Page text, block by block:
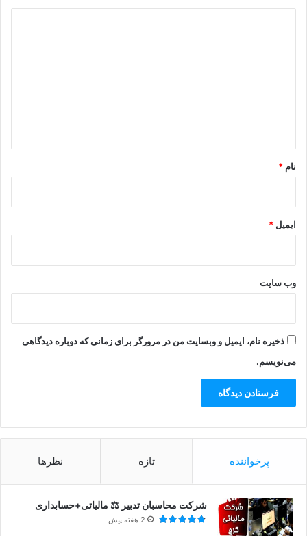
نام *
ایمیل *
وب‌ سایت
ذخیره نام، ایمیل و وبسایت من در مرورگر برای زمانی که دوباره دیدگاهی
می‌نویسم.
پرخواننده تازه نظرها
شرکت محاسبان تدبیر ⚖️ مالیاتی+حسابداری
2 هفته پیش